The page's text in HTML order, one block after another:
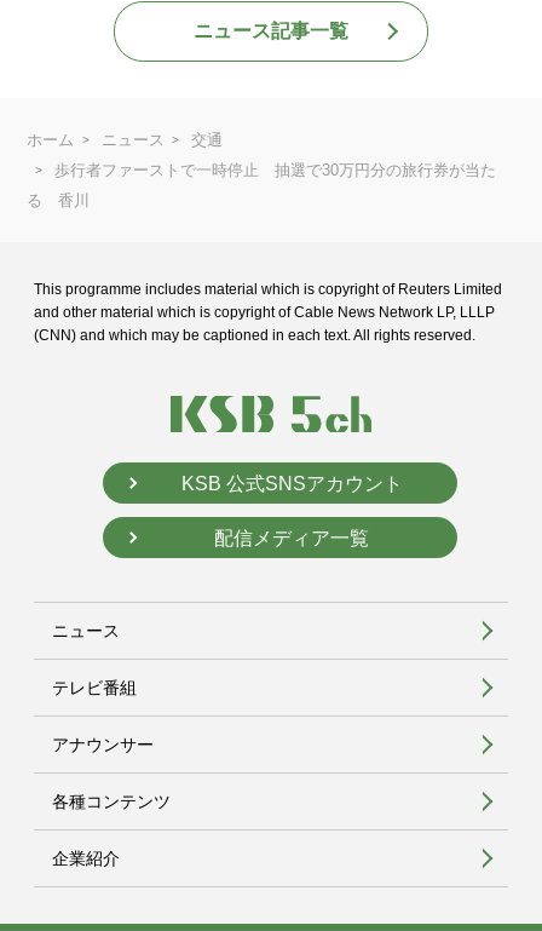
ニュース記事一覧
ホーム ニュース
交通
歩行者ファーストで一時停止 抽選で30万円分の旅行券が当た
る 香川
This programme includes material which is copyright of Reuters Limited
and other material which is copyright of Cable News Network LP, LLLP
(CNN) and which may be captioned in each text. All rights reserved.
KSB 公式SNSアカウント
配信メディア一覧
ニュース
テレビ番組
アナウンサー
各種コンテンツ
企業紹介